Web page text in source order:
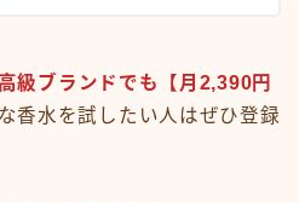
高級ブランドでも【月2,390円
香水を試したい人はぜひ登録